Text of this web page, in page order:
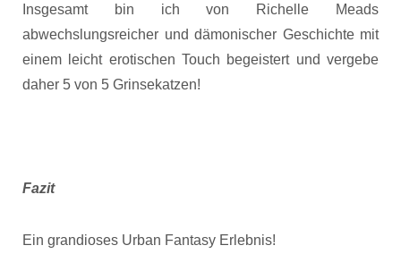
Insgesamt bin ich von Richelle Meads
abwechslungsreicher und dämonischer Geschichte mit
einem leicht erotischen Touch begeistert und vergebe
daher 5 von 5 Grinsekatzen!
Fazit
Ein grandioses Urban Fantasy Erlebnis!